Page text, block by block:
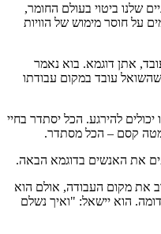
שלנו ביטוי בעולם החומר,
על חוסר מימוש של הוויות
אתן דוגמא. בוא נאמר
עובד במקום עבודתו
להירגע. הכל יסתדר בחיי
קסם – הכל מסתדר.
את האנשים בדוגמא הבאה.
לעזוב את מקום העבודה, אולם הוא
ומזכירים לו שיש מיתון בענף שלו, שהבוס יכול לשים לו רגל במקומות עבודה אחרים, שיש לו עוד 8 שנים פנסיה וכדומה. הוא יישאל: "ואיך נשלם